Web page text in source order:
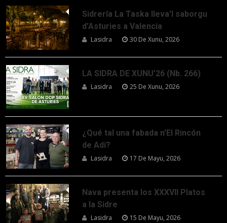
Sidrería La Taska lleva’l saborgu
d’Asturies a Valencia
Lasidra 30 De Xunu, 2026
LA SIDRA DE XUNU’26 (Nb. 266)
Lasidra 25 De Xunu, 2026
¿Qué tal una fabada n’El Rincón
de Adi?
Lasidra 17 De Mayu, 2026
Nava presenta los XXXVII Platos
a la Sidre
Lasidra 15 De Mayu, 2026